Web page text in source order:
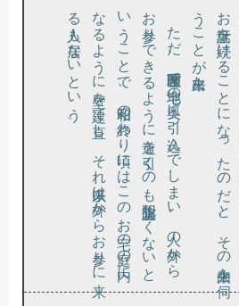
。
た
だ
、区画整理
で宅地
の奥
に引
っ込
ん
で
し
ま
い
、人
の外
か
ら
お参り
で
き
る
よ
う
に道
を引
く
の
も防犯上宜
し
く
な
い
と
いう
こ
と
で
、昭和
の終
わ
り頃
に
は
こ
の
お宅
の庭
の内
に
なる
よ
う
に壁
を建
て直
し
、
そ
れ以来
は外
か
ら
お参
り
に来
る人も居
な
い
と
い
う
。